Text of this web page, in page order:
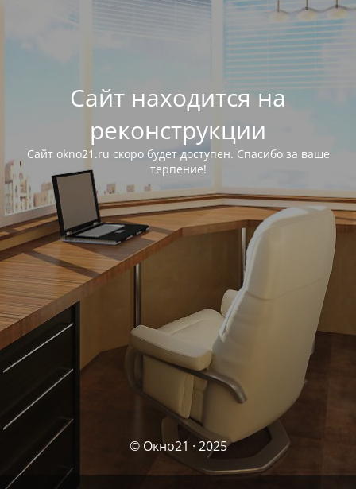
Сайт находится на
реконструкции
Сайт okno21.ru скоро будет доступен. Спасибо за ваше
терпение!
© Окно21 · 2025